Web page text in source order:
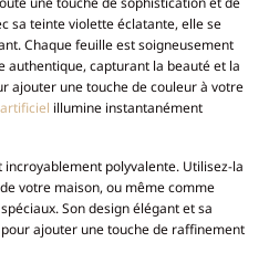
sa teinte violette éclatante, elle se
Chaque feuille est soigneusement
capturant la beauté et la
ajouter une touche de couleur à votre
illumine instantanément
incroyablement polyvalente. Utilisez-la
votre maison, ou même comme
Son design élégant et sa
ajouter une touche de raffinement